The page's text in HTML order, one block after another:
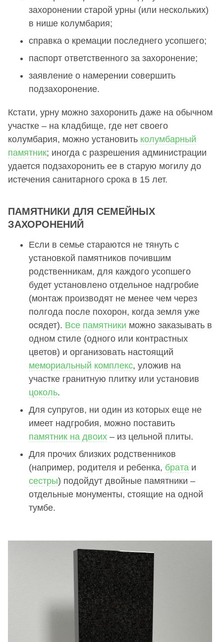
захоронении старой урны (или нескольких)
в нише колумбария;
справка о кремации последнего усопшего;
паспорт ответственного за захоронение;
заявление о намерении совершить
подзахоронение.
Кстати, урну можно захоронить даже на обычном
участке – на кладбище, где нет своего
колумбария, можно установить колумбарный
памятник; иногда с разрешения администрации
удается подзахоронить ее в старую могилу до
истечения санитарного срока в 15 лет.
ПАМЯТНИКИ ДЛЯ СЕМЕЙНЫХ
ЗАХОРОНЕНИЙ
Если в семье стараются не тянуть с
установкой памятников почившим
родственникам, для каждого усопшего
будет установлено отдельное надгробие
(монтаж производят не менее чем через
полгода после похорон, когда земля уже
осядет). Все памятники можно заказывать в
одном стиле (одного или контрастных
цветов) и организовать настоящий
мемориальный комплекс, уложив на
участке гранитную плитку или установив
цоколь.
Для супругов, ни один из которых еще не
имеет надгробия, можно поставить
памятник на двоих – из цельной плиты.
Для прочих близких родственников
(например, родителя и ребенка, брата и
сестры) подойдут двойные памятники –
отдельные монументы, стоящие на одной
тумбе.